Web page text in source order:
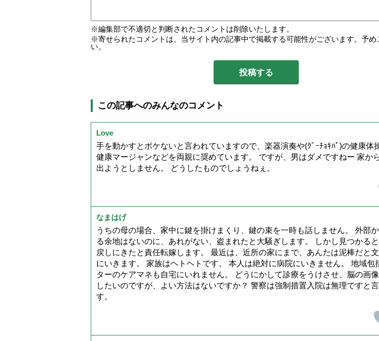
編集部で不適切と判断されたコメントは削除いたします。
寄せられたコメントは、当サイト内の記事中で掲載する可能性がございます。予め
い。
この記事へのみんなのコメント
Love
手を動かすとボケないと言われていますので、楽器演奏や(ｸﾞｰﾁｮｷﾊﾟ)の健康体
健康マージャンなどを両親に奨めています。 ですが、男はダメですねー 家か
出ようとしません。 どうしたものでしょうねぇ。
なまはげ
うちの母の場合、家中に鍵を掛けまくり、鍵の束を一時も話しません。 外部
る余地はないのに、あれがない、盗まれたと大騒ぎします。 しかし見つかる
戻しにきたと責任転嫁します。 最近は、近所の家にまで、あんたは泥棒だと
にいきます。 家族はヘトヘトです。 本人は絶対に病院にいきません。 地域包
ターのケアマネも自宅にいれません。 どうにかして診療をうけさせ、脳の画
したいのですが、よい方法はないですか？ 警察は強制措置入院は無理ですと
す。